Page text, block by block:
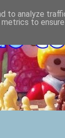
to analyze
to